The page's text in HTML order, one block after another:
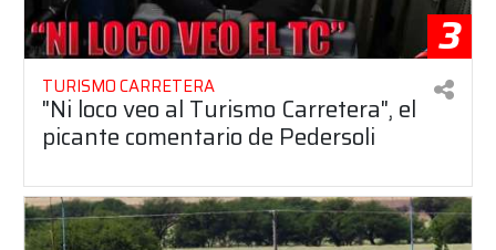
3
TURISMO CARRETERA
"Ni loco veo al Turismo Carretera", el
picante comentario de Pedersoli